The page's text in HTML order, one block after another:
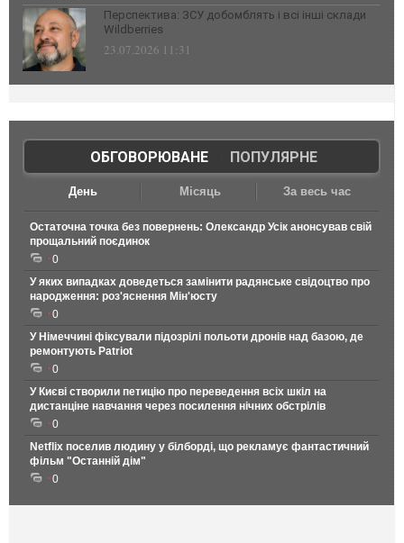
Перспектива: ЗСУ добомблять і всі інші склади
Wildberries
23.07.2026 11:31
ОБГОВОРЮВАНЕ| ПОПУЛЯРНЕ
День Місяць За весь час
Остаточна точка без повернень: Олександр Усік анонсував свій
прощальний поєдинок
0
У яких випадках доведеться замінити радянське свідоцтво про
народження: роз'яснення Мін'юсту
0
У Німеччині фіксували підозрілі польоти дронів над базою, де
ремонтують Patriot
0
У Києві створили петицію про переведення всіх шкіл на
дистанціне навчання через посилення нічних обстрілів
0
Netflix поселив людину у білборді, що рекламує фантастичний
фільм "Останній дім"
0